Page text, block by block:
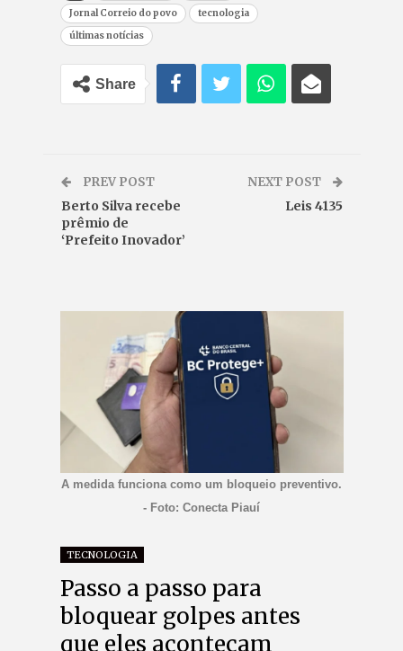
Jornal Correio do povo
tecnologia
últimas notícias
Share
PREV POST
Berto Silva recebe
prêmio de
‘Prefeito Inovador’
NEXT POST
Leis 4135
A medida funciona como um bloqueio preventivo.
- Foto: Conecta Piauí
TECNOLOGIA
Passo a passo para
bloquear golpes antes
que eles aconteçam